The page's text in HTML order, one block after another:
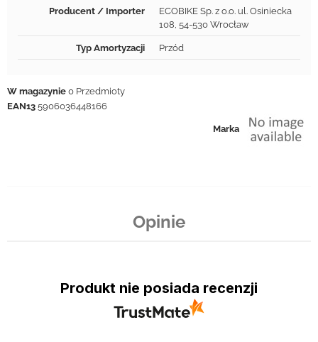
Producent / Importer
ECOBIKE Sp. z o.o. ul. Osiniecka
108, 54-530 Wrocław
Typ Amortyzacji Przód
Marka
W magazynie 0 Przedmioty
EAN13 5906036448166
Opinie
Produkt nie posiada recenzji